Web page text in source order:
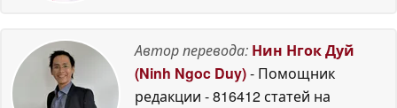
Автор перевода: Нин Нгок Дуй
(Ninh Ngoc Duy)- Помощник
редакции - 816412 статей на